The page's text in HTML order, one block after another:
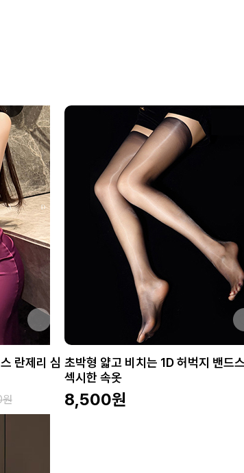
란제리 심
원
초박형 얇고 비치는 1D 허벅지 밴드
섹시한 속옷
8,500원